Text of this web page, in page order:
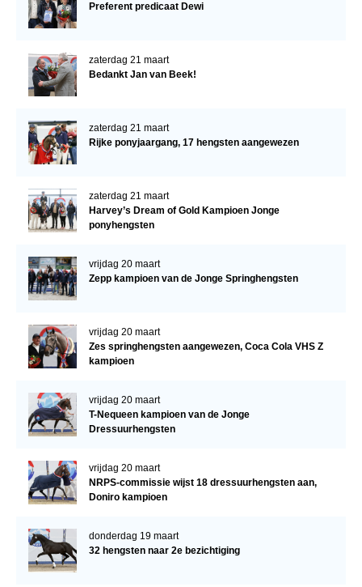
Preferent predicaat Dewi
zaterdag 21 maart
Bedankt Jan van Beek!
zaterdag 21 maart
Rijke ponyjaargang, 17 hengsten aangewezen
zaterdag 21 maart
Harvey’s Dream of Gold Kampioen Jonge
ponyhengsten
vrijdag 20 maart
Zepp kampioen van de Jonge Springhengsten
vrijdag 20 maart
Zes springhengsten aangewezen, Coca Cola VHS Z
kampioen
vrijdag 20 maart
T-Nequeen kampioen van de Jonge
Dressuurhengsten
vrijdag 20 maart
NRPS-commissie wijst 18 dressuurhengsten aan,
Doniro kampioen
donderdag 19 maart
32 hengsten naar 2e bezichtiging